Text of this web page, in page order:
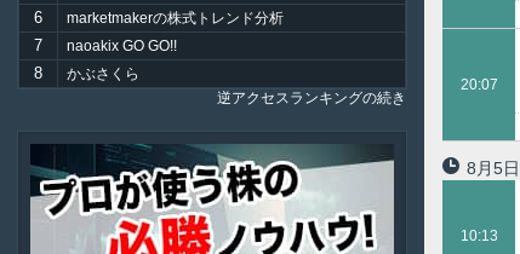
6 marketmakerの株式トレンド分析
7 naoakix GO GO!!
8
かぶさくら
逆アクセスランキングの続き
20:07
8月5日
10:13